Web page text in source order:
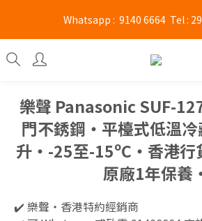
旺角門市營業時間 : (星期一至六 13:00 -
13:00 - 19:00)
Whatsapp :  9140 6664  Tel :
旺角門市營業時間 : (星期一至六 13:00 -
13:00 - 19:00)
樂聲 Panasonic SUF-
門不銹鋼‧平檯式低溫
升‧-25至-15ºC‧香港行
原廠1年保養
✔️ 樂聲‧香港特約經銷商